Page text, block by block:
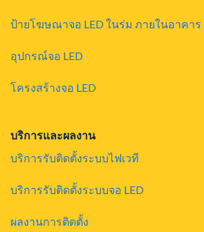
ป้ายโฆษณาจอ LED ในร่ม ภายในอาคาร
อุปกรณ์จอ LED
โครงสร้างจอ LED
บริการและผลงาน
บริการรับติดตั้งระบบไฟเวที
บริการรับติดตั้งระบบจอ LED
ผลงานการติดตั้ง